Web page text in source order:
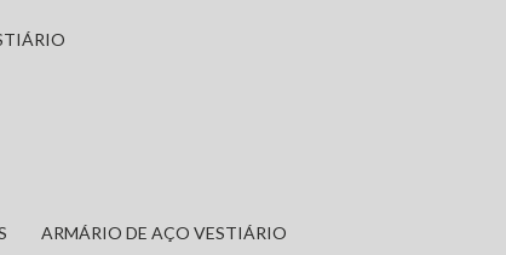
ARMÁRIO DE AÇO VESTIÁRIO